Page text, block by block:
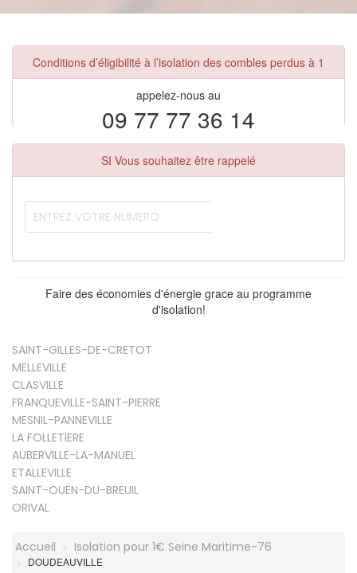
Conditions d’éligibilité à l’isolation des combles perdus à 1
appelez-nous au
09 77 77 36 14
SI Vous souhaitez être rappelé
Faire des économies d'énergie grace au programme
d'isolation!
SAINT-GILLES-DE-CRETOT
MELLEVILLE
CLASVILLE
FRANQUEVILLE-SAINT-PIERRE
MESNIL-PANNEVILLE
LA FOLLETIERE
AUBERVILLE-LA-MANUEL
ETALLEVILLE
SAINT-OUEN-DU-BREUIL
ORIVAL
Accueil Isolation pour 1€ Seine Maritime-76
DOUDEAUVILLE